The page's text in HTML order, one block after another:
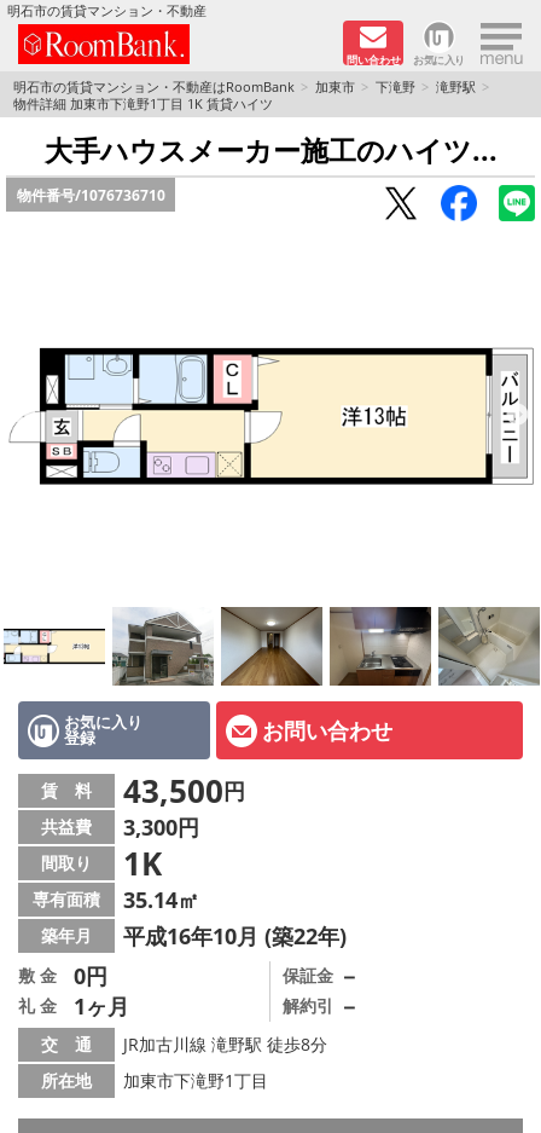
明石市の賃貸マンション・不動産
問い合わせ お気に入り ×
TOPページ
分譲マンションシリーズ
リノベーション物件
路線·駅から探す
地域から探す
地図から探す
スタッフ紹介ページ
LINE公式アカウント
店舗情報·アクセス
会社概要
メールでお問い合わせ
明石市の賃貸マンション・不動産はRoomBank 加東市 下滝野
滝野駅
物件詳細 加東市下滝野1丁目 1K 賃貸ハイツ
大手ハウスメーカー施工のハイツ...
物件番号/1076736710
お気に入り
登録 お問い合わせ
賃 料 43,500円
共益費 3,300円
間取り 1K
専有面積 35.14㎡
築年月 平成16年10月 (築22年)
敷 金 0円
礼 金 1ヶ月
保証金 －
解約引 －
交 通
JR加古川線 滝野駅 徒歩8分
所在地
加東市下滝野1丁目